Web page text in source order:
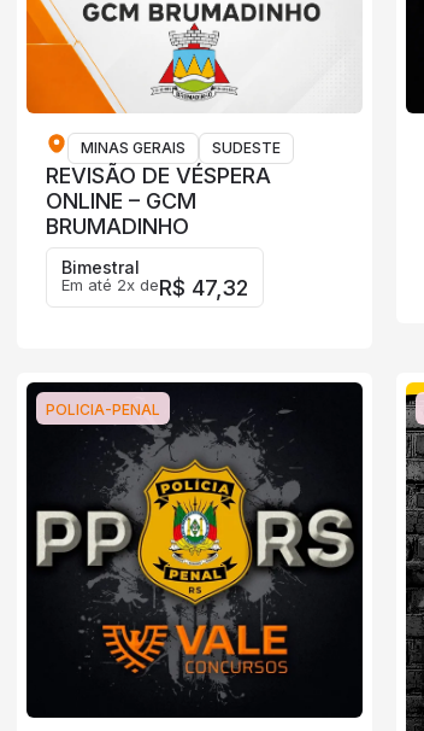
MINAS GERAIS SUDESTE
REVISÃO DE VÉSPERA
ONLINE – GCM
BRUMADINHO
Bimestral
Em até 2x deR$ 47,32
POLICIA-PENAL